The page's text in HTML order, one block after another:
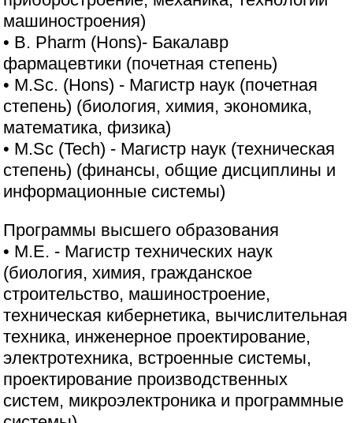
машиностроения)
• B. Pharm (Hons)- Бакалавр
фармацевтики (почетная степень)
• M.Sc. (Hons) - Магистр наук (почетная
степень) (биология, химия, экономика,
математика, физика)
• M.Sc (Tech) - Магистр наук (техническая
степень) (финансы, общие дисциплины и
информационные системы)
Программы высшего образования
• M.E. - Магистр технических наук
(биология, химия, гражданское
строительство, машиностроение,
техническая кибернетика, вычислительная
техника, инженерное проектирование,
электротехника, встроенные системы,
проектирование производственных
систем, микроэлектроника и программные